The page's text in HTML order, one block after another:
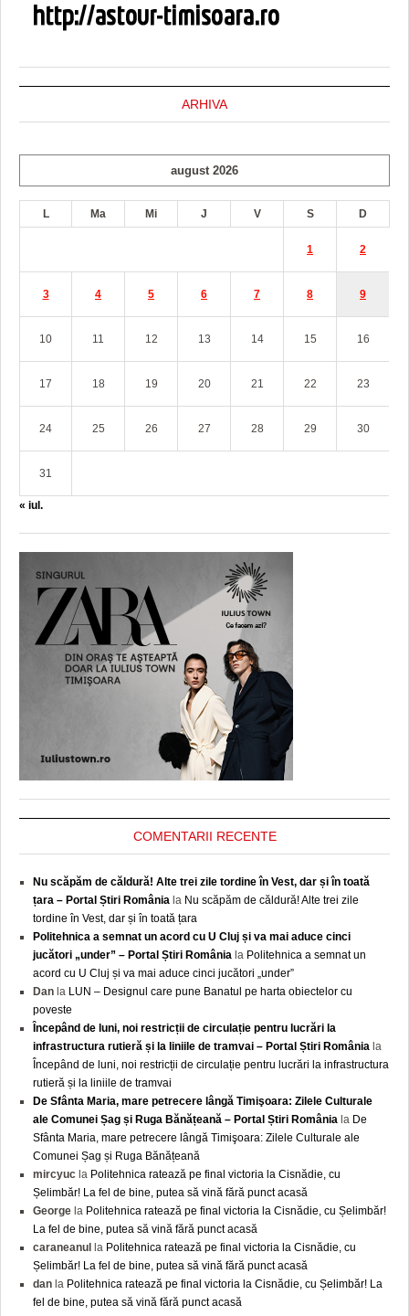
ARHIVA
august 2026
L Ma Mi J V S D
1 2
3 4 5 6 7 8 9
10 11 12 13 14 15 16
17 18 19 20 21 22 23
24 25 26 27 28 29 30
31
« iul.
COMENTARII RECENTE
Nu scăpăm de căldură! Alte trei zile tordine în Vest, dar și în toată
țara – Portal Știri România la Nu scăpăm de căldură! Alte trei zile
tordine în Vest, dar și în toată țara
Politehnica a semnat un acord cu U Cluj și va mai aduce cinci
jucători „under” – Portal Știri România la Politehnica a semnat un
acord cu U Cluj și va mai aduce cinci jucători „under”
Dan la LUN – Designul care pune Banatul pe harta obiectelor cu
poveste
Începând de luni, noi restricții de circulație pentru lucrări la
infrastructura rutieră și la liniile de tramvai – Portal Știri România la
Începând de luni, noi restricții de circulație pentru lucrări la infrastructura
rutieră și la liniile de tramvai
De Sfânta Maria, mare petrecere lângă Timişoara: Zilele Culturale
ale Comunei Șag și Ruga Bănățeană – Portal Știri România la De
Sfânta Maria, mare petrecere lângă Timişoara: Zilele Culturale ale
Comunei Șag și Ruga Bănățeană
mircyuc la Politehnica ratează pe final victoria la Cisnădie, cu
Șelimbăr! La fel de bine, putea să vină fără punct acasă
George la Politehnica ratează pe final victoria la Cisnădie, cu Șelimbăr!
La fel de bine, putea să vină fără punct acasă
caraneanul
la Politehnica ratează pe final victoria la Cisnădie, cu
Șelimbăr! La fel de bine, putea să vină fără punct acasă
dan la Politehnica ratează pe final victoria la Cisnădie, cu Șelimbăr! La
fel de bine, putea să vină fără punct acasă